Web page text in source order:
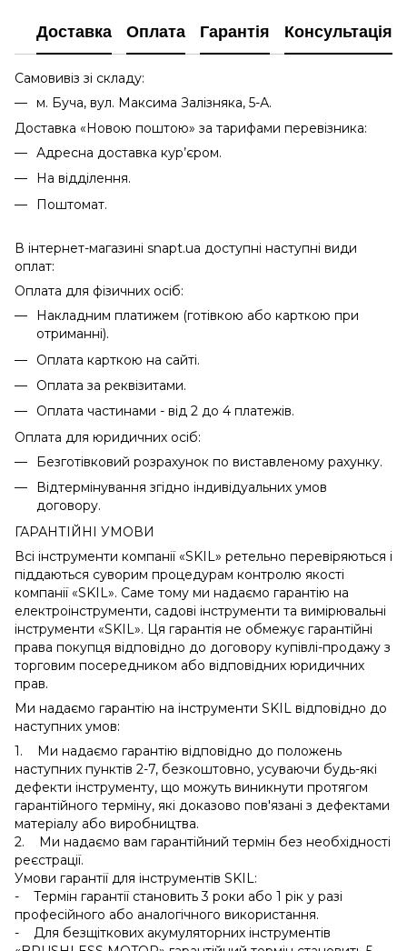
Доставка Оплата Гарантія Консультація
Самовивіз зі складу:
м. Буча, вул. Максима Залізняка, 5-А.
Доставка «Новою поштою» за тарифами перевізника:
Адресна доставка кур’єром.
На відділення.
Поштомат.
В інтернет-магазині snapt.ua доступні наступні види
оплат:
Оплата для фізичних осіб:
Накладним платижем (готівкою або карткою при
отриманні).
Оплата карткою на сайті.
Оплата за реквізитами.
Оплата частинами - від 2 до 4 платежів.
Оплата для юридичних осіб:
Безготівковий розрахунок по виставленому рахунку.
Відтермінування згідно індивідуальних умов
договору.
ГАРАНТІЙНІ УМОВИ
Всі інструменти компанії «SKIL» ретельно перевіряються і
піддаються суворим процедурам контролю якості
компанії «SKIL». Саме тому ми надаємо гарантію на
електроінструменти, садові інструменти та вимірювальні
інструменти «SKIL». Ця гарантія не обмежує гарантійні
права покупця відповідно до договору купівлі-продажу з
торговим посередником або відповідних юридичних
прав.
Ми надаємо гарантію на інструменти SKIL відповідно до
наступних умов:
1. Ми надаємо гарантію відповідно до положень
наступних пунктів 2-7, безкоштовно, усуваючи будь-які
дефекти інструменту, що можуть виникнути протягом
гарантійного терміну, які доказово пов'язані з дефектами
матеріалу або виробництва.
2. Ми надаємо вам гарантійний термін без необхідності
реєстрації.
Умови гарантії для інструментів SKIL:
- Термін гарантії становить 3 роки або 1 рік у разі
професійного або аналогічного використання.
- Для безщіткових акумуляторних інструментів